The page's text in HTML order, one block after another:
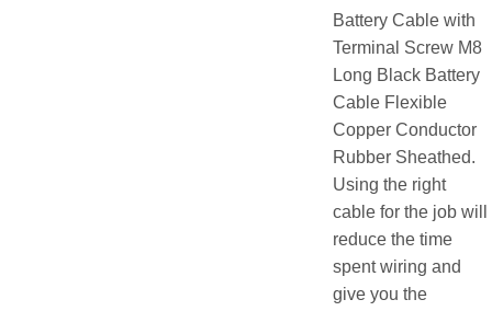
Battery Cable with
Terminal Screw M8
Long Black Battery
Cable Flexible
Copper Conductor
Rubber Sheathed.
Using the right
cable for the job will
reduce the time
spent wiring and
give you the